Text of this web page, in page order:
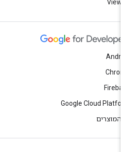
View
Google Cloud
המוצרים